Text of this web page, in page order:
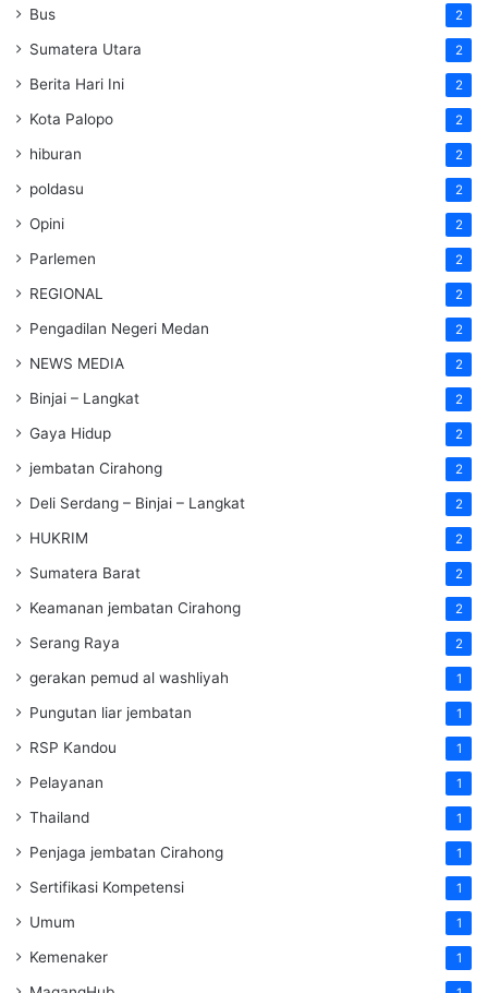
Bus 2
Sumatera Utara 2
Berita Hari Ini 2
Kota Palopo 2
hiburan 2
poldasu 2
Opini 2
Parlemen 2
REGIONAL 2
Pengadilan Negeri Medan 2
NEWS MEDIA 2
Binjai – Langkat 2
Gaya Hidup 2
jembatan Cirahong 2
Deli Serdang – Binjai – Langkat 2
HUKRIM 2
Sumatera Barat 2
Keamanan jembatan Cirahong 2
Serang Raya 2
gerakan pemud al washliyah 1
Pungutan liar jembatan 1
RSP Kandou 1
Pelayanan 1
Thailand 1
Penjaga jembatan Cirahong 1
Sertifikasi Kompetensi 1
Umum 1
Kemenaker 1